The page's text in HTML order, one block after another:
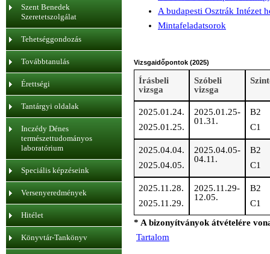
Szent Benedek
Szeretetszolgálat
Tehetséggondozás
Továbbtanulás
Érettségi
Tantárgyi oldalak
Inczédy Dénes
természettudományos
laboratórium
Speciális képzéseink
Versenyeredmények
Hitélet
Könyvtár-Tankönyv
A budapesti Osztrák Intézet
Mintafeladatsorok
Vizsgaidőpontok (2025)
Írásbeli
vizsga
Szóbeli
vizsga
2025.01.24.
2025.01.25.
2025.01.25-
01.31.
B2
C1
2025.04.04.
2025.04.05.
2025.04.05-
04.11.
B2
C1
2025.11.28.
2025.11.29.
2025.11.29-
12.05.
B2
C1
* A bizonyítványok átvételére
Tartalom